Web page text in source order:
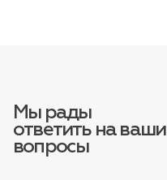
Мы рады
ответить на ваши
вопросы